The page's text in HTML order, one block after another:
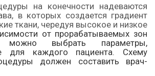
на конечности надеваются
в которых создается градиент
ткани, чередуя высокое и низкое
от прорабатываемых зон
можно выбрать параметры,
для каждого пациента. Схему
должен составить врач-